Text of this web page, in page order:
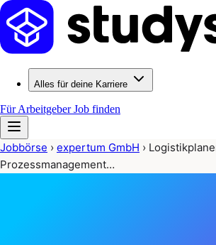
Alles für deine Karriere
Für ArbeitgeberJob finden
Jobbörse › expertum GmbH ›
Prozessmanagement…